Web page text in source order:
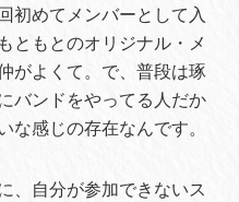
初めてメンバーとして入
ともとのオリジナル・メ
がよくて。で、普段は琢
バンドをやってる人だか
な感じの存在なんです。
、自分が参加できないス